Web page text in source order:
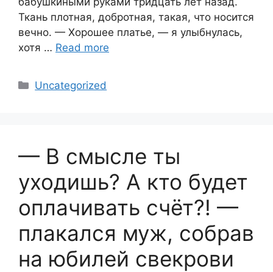
Ткань плотная, добротная, такая, что носится
вечно. — Хорошее платье, — я улыбнулась,
хотя … Read more
Categories
Uncategorized
— В смысле ты
уходишь? А кто будет
оплачивать счёт?! —
плакался муж, собрав
на юбилей свекрови